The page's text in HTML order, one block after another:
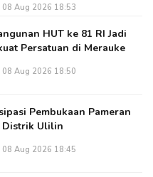
08 Aug 2026 18:53
HUT ke 81 RI Jadi
Persatuan di Merauke
08 Aug 2026 18:50
Pembukaan Pameran
Distrik Ulilin
08 Aug 2026 18:45